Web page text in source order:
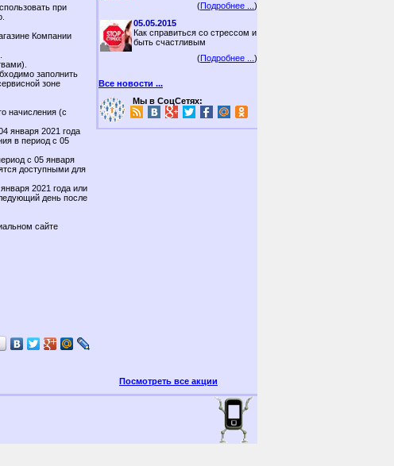
при
Компании
заполнить
зоне
начисления (с
января 2021 года
в период с 05
с 05 января
доступными для
2021 года или
день после
сайте
(Подробнее ... )
05.05.2015
Как справиться со стрессом и
быть счастливым
(Подробнее ... )
Все новости ...
Мы в СоцСетях:
Посмотреть все акции